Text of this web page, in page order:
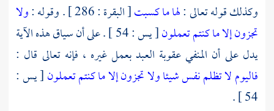
وكذلك قوله تعالى :لها ما كسبت[ البقرة : 286 ] . وقوله :
ولا
تجزون إلا ما كنتم تعملون
[ يس : 54 ] . على أن سياق هذه الآية
يدل على أن المنفي عقوبة العبد بعمل غيره ، فإنه تعالى قال :
فاليوم لا تظلم نفس شيئا ولا تجزون إلا ما كنتم تعملون[ يس :
54 ] .